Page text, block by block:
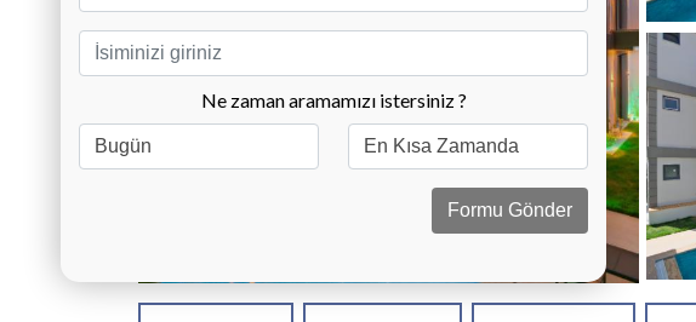
Ne zaman aramamızı istersiniz ?
Formu Gönder